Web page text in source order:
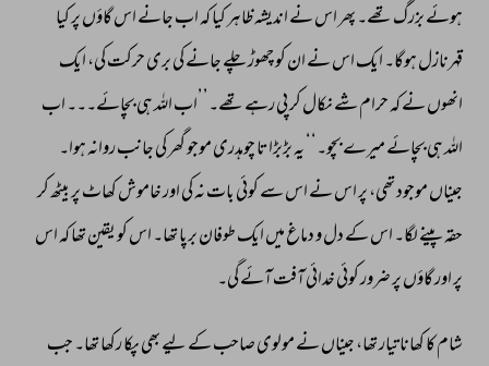
ہوئے بزرگ تھے۔ پھر اس نے اندیشہ ظاہر کیا کہ اب جانے اس گاؤں پر کیا
قہرنازل ہوگا۔ ایک اس نے ان کو چھوڑ چلے جانے کی بری حرکت کی، ایک
انھوں نے کہ حرام شے نکال کر پی رہے تھے۔’’اب اللہ ہی بچائے۔۔۔ اب
اللہ ہی بچائے میرے بچو۔‘‘ یہ بڑبڑاتا چوہدری موجو گھر کی جانب روانہ ہوا۔
جیناں موجود تھی، پر اس نے اس سے کوئی بات نہ کی اور خاموش کھاٹ پر بیٹھ کر
حقہ پینے لگا۔ اس کے دل و دماغ میں ایک طوفان برپا تھا۔ اس کو یقین تھا کہ اس
پر اور گاؤں پر ضرور کوئی خدائی آفت آئے گی۔
شام کا کھانا تیار تھا، جیناں نے مولوی صاحب کے لیے بھی پکا رکھا تھا۔ جب